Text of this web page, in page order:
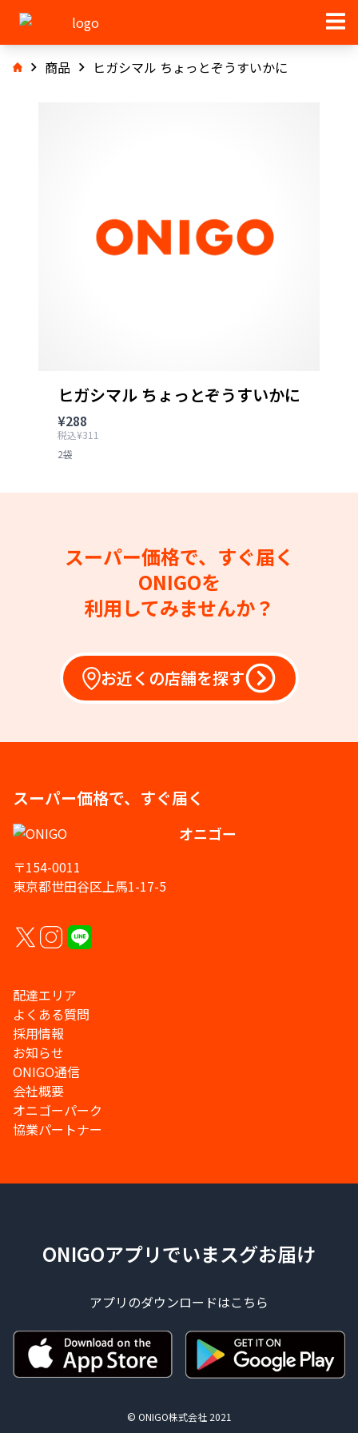
商品 ヒガシマル ちょっとぞうすいかに
ヒガシマル ちょっとぞうすいかに
¥288
税込¥311
2袋
スーパー価格で、すぐ届く
ONIGOを
利用してみませんか？
お近くの店舗を探す
スーパー価格で、すぐ届く
オニゴー
〒154-0011
東京都世田谷区上馬1-17-5
配達エリア
よくある質問
採用情報
お知らせ
ONIGO通信
会社概要
オニゴーパーク
協業パートナー
ONIGOアプリでいまスグお届け
アプリのダウンロードはこちら
© ONIGO株式会社 2021